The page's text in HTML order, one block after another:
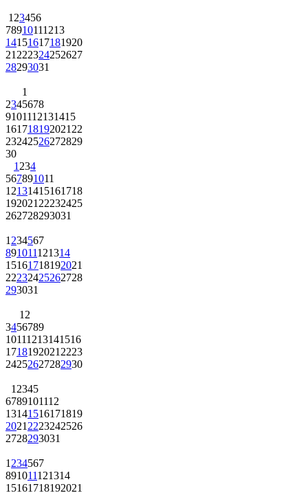
123456
78910111213
14151617181920
21222324252627
28293031
1
2345678
9101112131415
16171819202122
23242526272829
30
1234
567891011
12131415161718
19202122232425
262728293031
1234567
891011121314
15161718192021
22232425262728
293031
12
3456789
10111213141516
17181920212223
24252627282930
12345
6789101112
13141516171819
20212223242526
2728293031
1234567
891011121314
15161718192021